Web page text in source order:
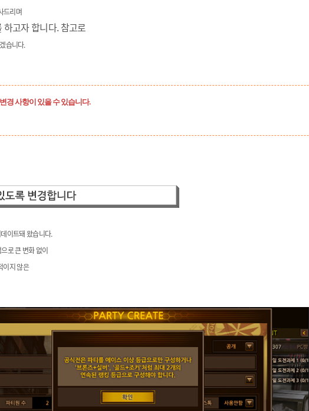
드리며
고자 합니다. 참고로
습니다.
경 사항이 있을 수 있습니다.
이트돼 왔습니다.
로 큰 변화 없이
이지 않은